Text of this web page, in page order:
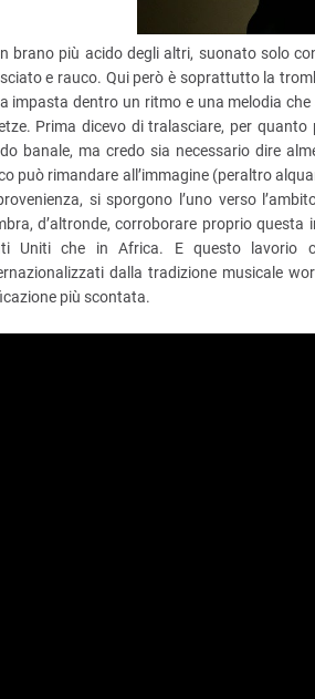
brano più acido degli altri, suonato solo
e rauco. Qui però è soprattutto la
impasta dentro un ritmo e una melodia
Prima dicevo di tralasciare, per
banale, ma credo sia necessario dire
può rimandare all’immagine (peraltro
si sporgono l’uno verso
d’altronde, corroborare proprio
Uniti che in Africa. E questo lavorio
dalla tradizione musicale
più scontata.